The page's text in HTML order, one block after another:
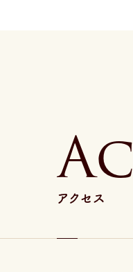
Ac
アクセス